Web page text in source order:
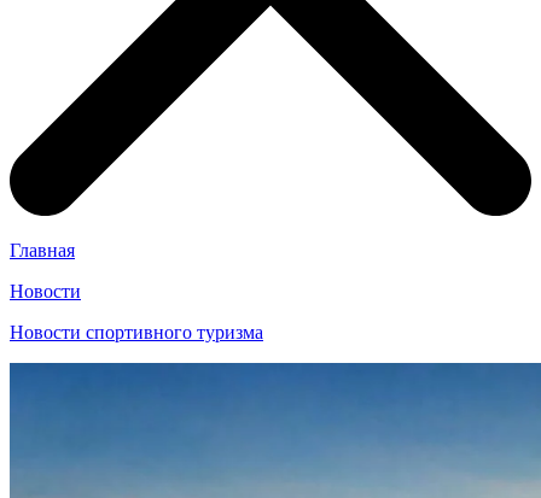
Главная
Новости
Новости спортивного туризма